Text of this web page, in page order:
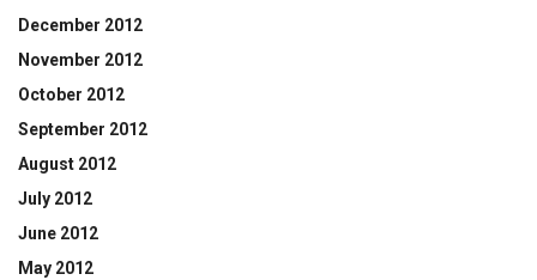
December 2012
November 2012
October 2012
September 2012
August 2012
July 2012
June 2012
May 2012